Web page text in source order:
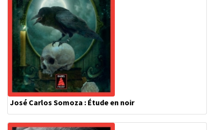
José Carlos Somoza : Étude en noir